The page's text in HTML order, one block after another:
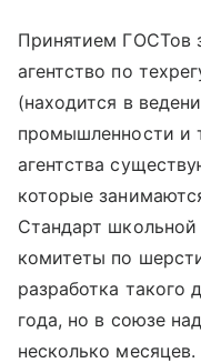
Принятием ГОСТов
агентство по
(находится в
промышленности и
агентства
которые
Стандарт
комитеты по
разработка такого
года, но в союзе
несколько месяцев.